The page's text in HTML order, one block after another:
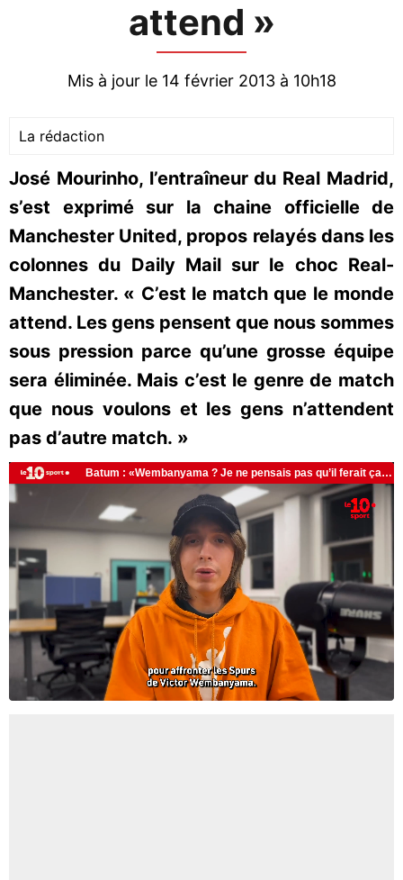
attend »
Mis à jour le 14 février 2013 à 10h18
La rédaction
José Mourinho, l’entraîneur du Real Madrid,
s’est exprimé sur la chaine officielle de
Manchester United, propos relayés dans les
colonnes du Daily Mail sur le choc Real-
Manchester. « C’est le match que le monde
attend. Les gens pensent que nous sommes
sous pression parce qu’une grosse équipe
sera éliminée. Mais c’est le genre de match
que nous voulons et les gens n’attendent
pas d’autre match. »